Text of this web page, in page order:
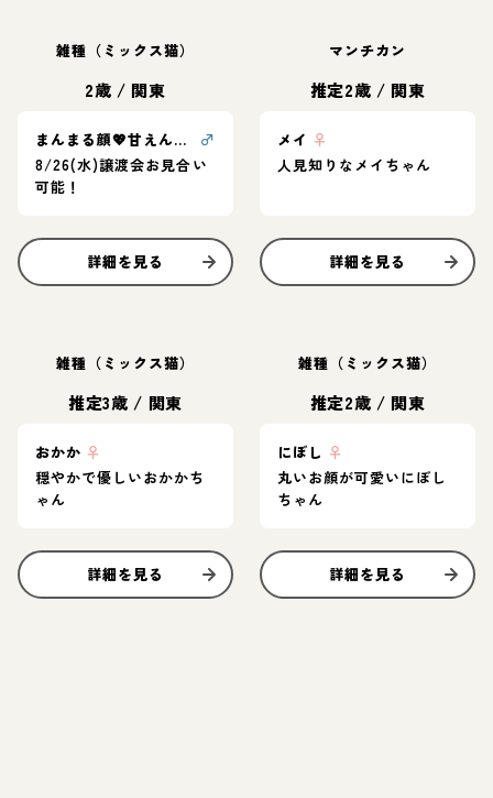
雑種（ミックス猫）
2歳 / 関東
まんまる顔💖甘えん坊愛らしさ満点甘平くん
♂
8/26(水)譲渡会お見合い
可能！
詳細を見る
マンチカン
推定2歳 / 関東
メイ ♀
人見知りなメイちゃん
詳細を見る
雑種（ミックス猫）
推定3歳 / 関東
おかか ♀
穏やかで優しいおかかち
ゃん
詳細を見る
雑種（ミックス猫）
推定2歳 / 関東
にぼし ♀
丸いお顔が可愛いにぼし
ちゃん
詳細を見る